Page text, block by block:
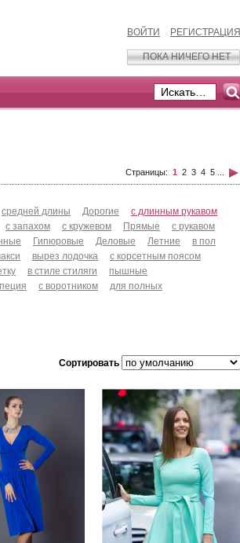
ВОЙТИ РЕГИСТРАЦИЯ
ПОКА НИЧЕГО НЕТ
Страницы: 1 2 3 4 5
средней длины Дорогие
с длинным рукавом
с запахом с кружевом Прямые
с рукавом
Гипюровые Деловые Летние
в пол
вырез лодочка
с корсетным поясом
в стиле стиляги
пышные
с воротником
для полных
Сортировать